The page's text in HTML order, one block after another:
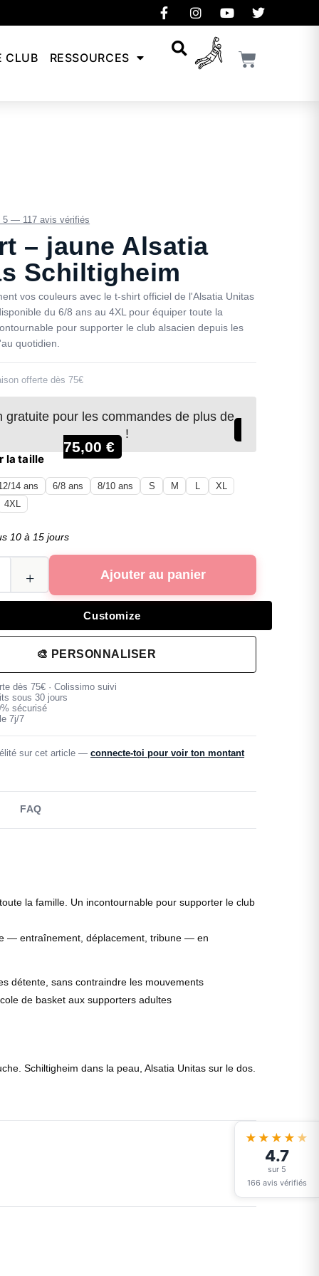
CLUB RESSOURCES
5 — 117 avis vérifiés
– jaune Alsatia
Schiltigheim
vos couleurs avec le t-shirt officiel de l'Alsatia Unitas
du 6/8 ans au 4XL pour équiper toute la
pour supporter le club alsacien depuis les
quotidien.
offerte dès 75€
gratuite pour les commandes de plus de
75,00€
!
la taille
14 ans 6/8 ans 8/10 ans S M L
XL
4XL
10 à 15 jours
Ajouter au panier
Customize
🎨 PERSONNALISER
dès 75€ · Colissimo suivi
sous 30 jours
sécurisé
7j/7
sur cet article —connecte-toi pour voir ton montant
FAQ
la famille. Un incontournable pour supporter le club
— entraînement, déplacement, tribune — en
détente, sans contraindre les mouvements
de basket aux supporters adultes
Schiltigheim dans la peau, Alsatia Unitas sur le dos.
★★★★ ★
4.7
sur 5
166 avis vérifiés